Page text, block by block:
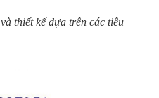
thiết kế dựa trên các tiêu